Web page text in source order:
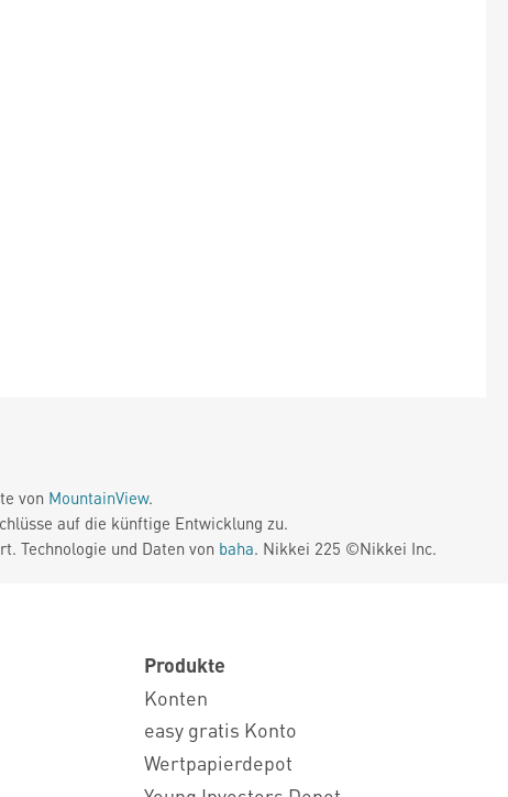
von MountainView.
auf die künftige Entwicklung zu.
Technologie und Daten von baha. Nikkei 225 ©Nikkei Inc.
Produkte
Konten
easy gratis Konto
Wertpapierdepot